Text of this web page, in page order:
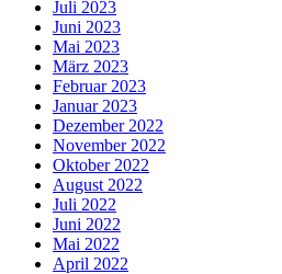
Juli 2023
Juni 2023
Mai 2023
März 2023
Februar 2023
Januar 2023
Dezember 2022
November 2022
Oktober 2022
August 2022
Juli 2022
Juni 2022
Mai 2022
April 2022